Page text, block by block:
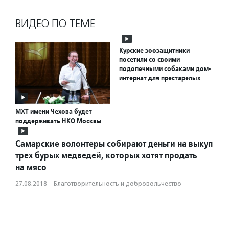
ВИДЕО ПО ТЕМЕ
МХТ имени Чехова будет
поддерживать НКО Москвы
Курские зоозащитники
посетили со своими
подопечными собаками дом-
интернат для престарелых
Самарские волонтеры собирают деньги на выкуп
трех бурых медведей, которых хотят продать
на мясо
27.08.2018 · Благотвори­тель­ность и доброволь­чест­во